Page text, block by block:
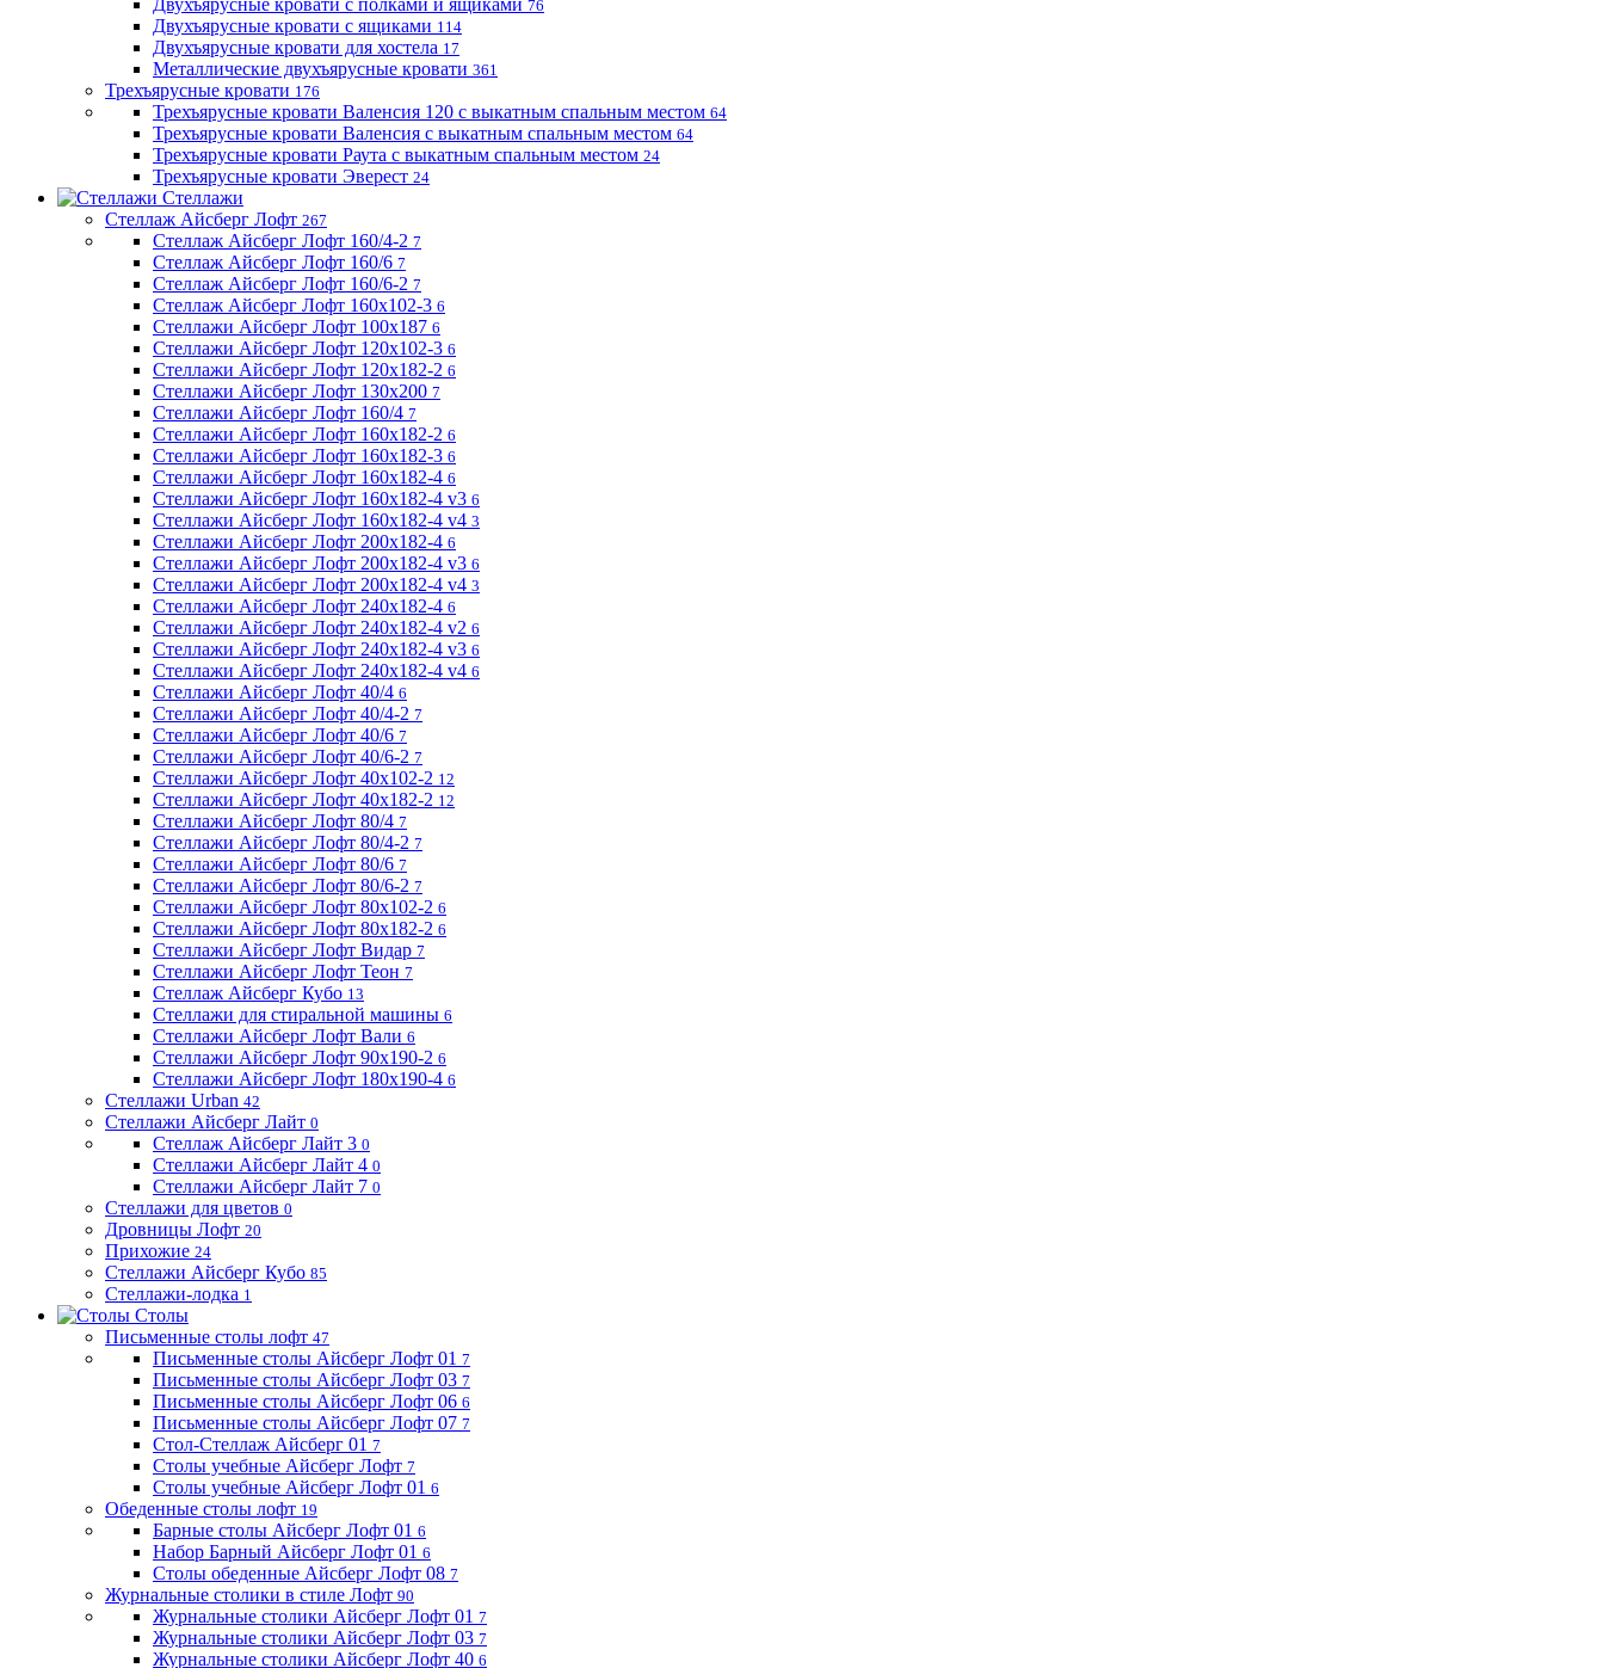
Двухъярусные кровати с полками и ящиками 76
Двухъярусные кровати с ящиками 114
Двухъярусные кровати для хостела 17
Металлические двухъярусные кровати 361
Трехъярусные кровати 176
Трехъярусные кровати Валенсия 120 с выкатным спальным местом 64
Трехъярусные кровати Валенсия с выкатным спальным местом 64
Трехъярусные кровати Раута с выкатным спальным местом 24
Трехъярусные кровати Эверест 24
Стеллажи
Стеллаж Айсберг Лофт 267
Стеллаж Айсберг Лофт 160/4-2 7
Стеллаж Айсберг Лофт 160/6 7
Стеллаж Айсберг Лофт 160/6-2 7
Стеллаж Айсберг Лофт 160х102-3 6
Стеллажи Айсберг Лофт 100х187 6
Стеллажи Айсберг Лофт 120х102-3 6
Стеллажи Айсберг Лофт 120х182-2 6
Стеллажи Айсберг Лофт 130х200 7
Стеллажи Айсберг Лофт 160/4 7
Стеллажи Айсберг Лофт 160х182-2 6
Стеллажи Айсберг Лофт 160х182-3 6
Стеллажи Айсберг Лофт 160х182-4 6
Стеллажи Айсберг Лофт 160х182-4 v3 6
Стеллажи Айсберг Лофт 160х182-4 v4 3
Стеллажи Айсберг Лофт 200х182-4 6
Стеллажи Айсберг Лофт 200х182-4 v3 6
Стеллажи Айсберг Лофт 200х182-4 v4 3
Стеллажи Айсберг Лофт 240х182-4 6
Стеллажи Айсберг Лофт 240х182-4 v2 6
Стеллажи Айсберг Лофт 240х182-4 v3 6
Стеллажи Айсберг Лофт 240х182-4 v4 6
Стеллажи Айсберг Лофт 40/4 6
Стеллажи Айсберг Лофт 40/4-2 7
Стеллажи Айсберг Лофт 40/6 7
Стеллажи Айсберг Лофт 40/6-2 7
Стеллажи Айсберг Лофт 40х102-2 12
Стеллажи Айсберг Лофт 40х182-2 12
Стеллажи Айсберг Лофт 80/4 7
Стеллажи Айсберг Лофт 80/4-2 7
Стеллажи Айсберг Лофт 80/6 7
Стеллажи Айсберг Лофт 80/6-2 7
Стеллажи Айсберг Лофт 80х102-2 6
Стеллажи Айсберг Лофт 80х182-2 6
Стеллажи Айсберг Лофт Видар 7
Стеллажи Айсберг Лофт Теон 7
Стеллаж Айсберг Кубо 13
Стеллажи для стиральной машины 6
Стеллажи Айсберг Лофт Вали 6
Стеллажи Айсберг Лофт 90х190-2 6
Стеллажи Айсберг Лофт 180х190-4 6
Стеллажи Urban 42
Стеллажи Айсберг Лайт 0
Стеллаж Айсберг Лайт 3 0
Стеллажи Айсберг Лайт 4 0
Стеллажи Айсберг Лайт 7 0
Стеллажи для цветов 0
Дровницы Лофт 20
Прихожие 24
Стеллажи Айсберг Кубо 85
Стеллажи-лодка 1
Столы
Письменные столы лофт 47
Письменные столы Айсберг Лофт 01 7
Письменные столы Айсберг Лофт 03 7
Письменные столы Айсберг Лофт 06 6
Письменные столы Айсберг Лофт 07 7
Стол-Стеллаж Айсберг 01 7
Столы учебные Айсберг Лофт 7
Столы учебные Айсберг Лофт 01 6
Обеденные столы лофт 19
Барные столы Айсберг Лофт 01 6
Набор Барный Айсберг Лофт 01 6
Столы обеденные Айсберг Лофт 08 7
Журнальные столики в стиле Лофт 90
Журнальные столики Айсберг Лофт 01 7
Журнальные столики Айсберг Лофт 03 7
Журнальные столики Айсберг Лофт 40 6